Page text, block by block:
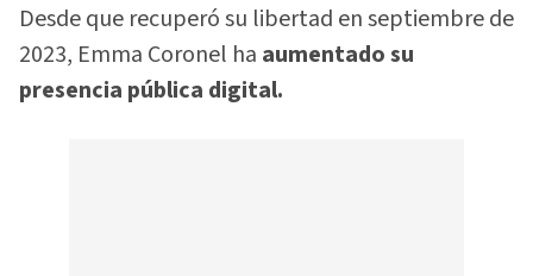
Desde que recuperó su libertad en septiembre de
2023, Emma Coronel ha aumentado su
presencia pública digital.